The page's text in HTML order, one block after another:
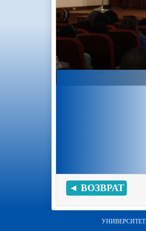
◄ ВОЗВРАТ
УНИВЕРСИТЕТ